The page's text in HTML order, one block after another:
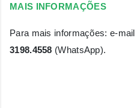
MAIS INFORMAÇÕES
Para mais informações: e-mail
3198.4558 (WhatsApp).